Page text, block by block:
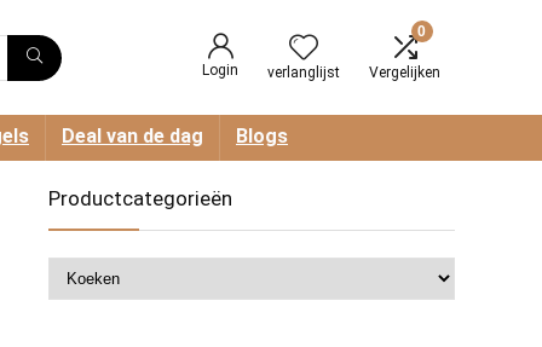
Login verlanglijst
0
Vergelijken
Deal van de dag Blogs
Productcategorieën